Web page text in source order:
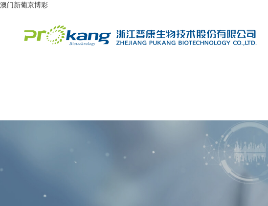
澳门新葡京博彩